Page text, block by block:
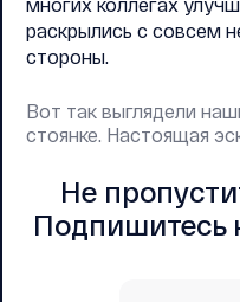
раскрылись с совсем
стороны.
Вот так выглядели
стоянке. Настоящая
Не
Подпишитесь